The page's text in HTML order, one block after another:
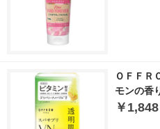
ＯＦＦＲ
モンの香
￥1,848